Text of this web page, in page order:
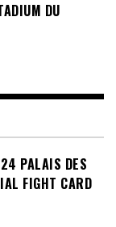
DU
PALAIS DES
FIGHT CARD